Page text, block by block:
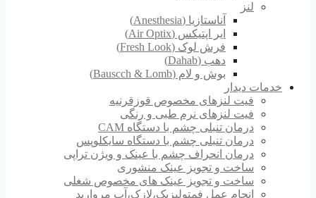
لنز
آناستازیا (Anesthesia)
ایر اپتیکس (Air Optix)
فرش لوک (Fresh Look)
دهب (Dahab)
بوش و لام (Bauscch & Lomb)
خدمات دیدار
فیت لنزهای مخصوص قوزقرنیه
فیت لنزهای نرم طبی و رنگی
درمان تنبلی چشم با دستگاه CAM
درمان تنبلی چشم با دستگاه سایکلوپس
درمان انحراف چشم با عینک و ویژن تراپی
ساخت و تجویز عینک منشوری
ساخت و تجویز عینک های مخصوص شغلی
انجام عمل فمتولیزیک،لازک،آب مروارید